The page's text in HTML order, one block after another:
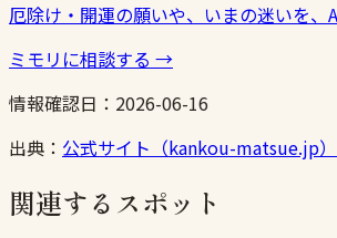
厄除け・開運の願いや、いまの迷いを、
ミモリに相談する →
情報確認日： 2026-06-16
出典： 公式サイト（kankou-matsue.jp）
関連するスポット